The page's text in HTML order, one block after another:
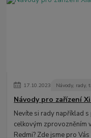
17.10.2023 Návody, rady,
Návody pro zařízení
Nevíte si rady například
celkovým zprovozněním
Redmi? Zde jsme pro